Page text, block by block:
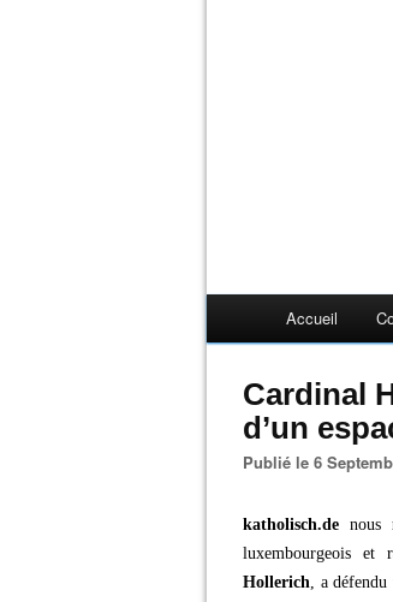
Accueil
Cardinal
d’un
Publié le 6
katholisch.de nous
luxembourgeois et
Hollerich, a défendu